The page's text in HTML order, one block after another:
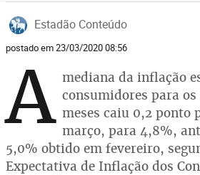
Estadão Conteúdo
postado em 23/03/2020 08:56
A mediana da inflação
consumidores para
meses caiu 0,2 ponto
março, para 4,8%,
5,0% obtido em fevereiro,
Expectativa de Inflação dos